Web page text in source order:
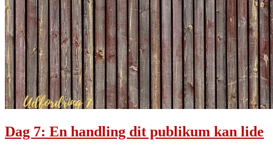
Dag 7: En handling dit publikum kan lide